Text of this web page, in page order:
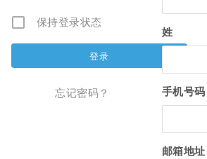
保持登录状态
忘记密码？
姓
手机号码
邮箱地址